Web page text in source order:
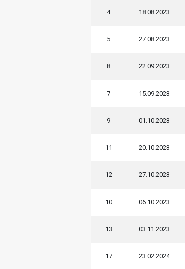
4 18.08.2023
5 27.08.2023
8 22.09.2023
7 15.09.2023
9 01.10.2023
11 20.10.2023
12 27.10.2023
10 06.10.2023
13 03.11.2023
17 23.02.2024